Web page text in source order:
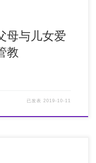
母与儿女爱
教
已发表 2019-10-11